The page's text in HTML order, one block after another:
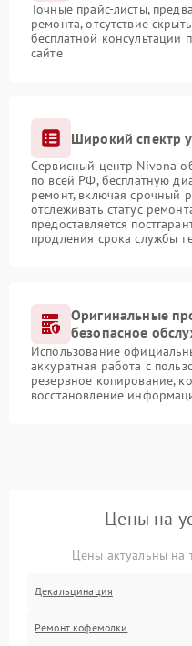
Точные прайс-листы,
ремонта, отсутствие
бесплатной консультации
сайте
Широкий спектр
Сервисный центр Nivona
по всей РФ, бесплатную
ремонт, включая срочный
отслеживать статус
предоставляется
продления срока службы
Оригинальные
безопасное
Использование
аккуратная работа с
резервное копирование,
восстановление
Цены на
Цены актуальны на
Декальцинация
Ремонт кофемолки